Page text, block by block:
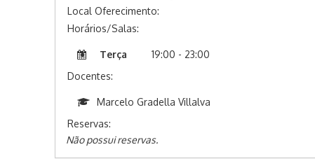
Local Oferecimento:
Horários/Salas:
Terça
19:00 - 23:00
Docentes:
Marcelo Gradella Villalva
Reservas:
Não possui reservas.